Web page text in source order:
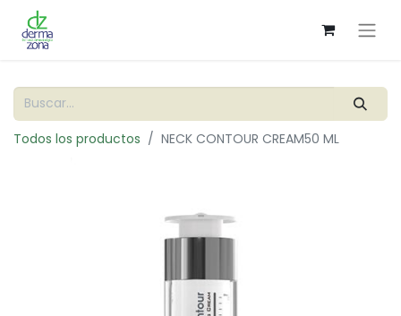
Todos los productos NECK CONTOUR CREAM50 ML